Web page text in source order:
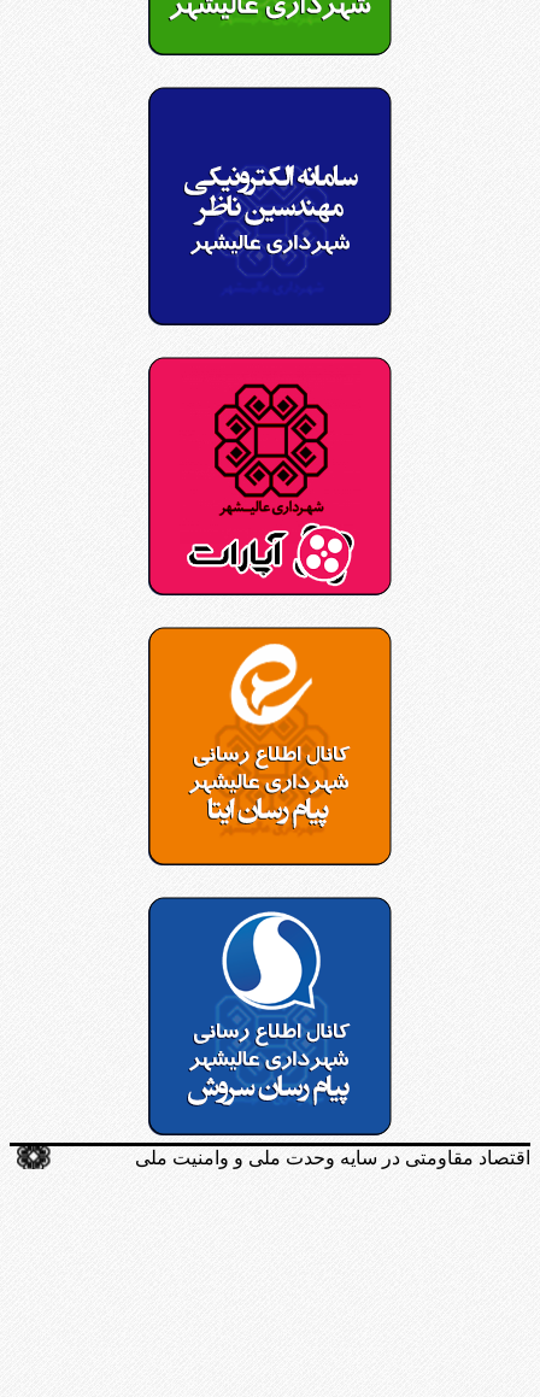
اقتصاد مقاومتی در سایه وحدت ملی و وامنیت ملی